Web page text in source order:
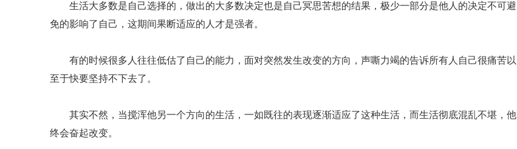
生活大多数是自己选择的，做出的大多数决定也是自己冥思苦想的结果，极少一部分是他人的决定不可避
免的影响了自己，这期间果断适应的人才是强者。
有的时候很多人往往低估了自己的能力，面对突然发生改变的方向，声嘶力竭的告诉所有人自己很痛苦以
至于快要坚持不下去了。
其实不然，当搅浑他另一个方向的生活，一如既往的表现逐渐适应了这种生活，而生活彻底混乱不堪，他
终会奋起改变。